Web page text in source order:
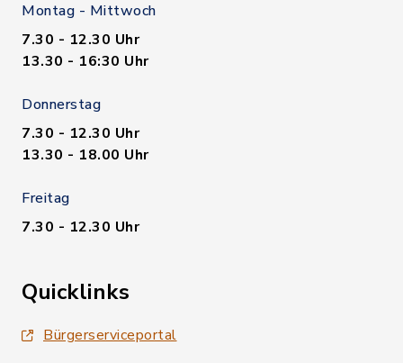
Montag - Mittwoch
7.30 - 12.30 Uhr
13.30 - 16:30 Uhr
Donnerstag
7.30 - 12.30 Uhr
13.30 - 18.00 Uhr
Freitag
7.30 - 12.30 Uhr
Quicklinks
Bürgerserviceportal